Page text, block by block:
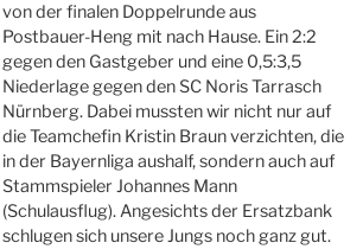
von der finalen Doppelrunde aus
Postbauer-Heng mit nach Hause. Ein 2:2
gegen den Gastgeber und eine 0,5:3,5
Niederlage gegen den SC Noris Tarrasch
Nürnberg. Dabei mussten wir nicht nur auf
die Teamchefin Kristin Braun verzichten, die
in der Bayernliga aushalf, sondern auch auf
Stammspieler Johannes Mann
(Schulausflug). Angesichts der Ersatzbank
schlugen sich unsere Jungs noch ganz gut.